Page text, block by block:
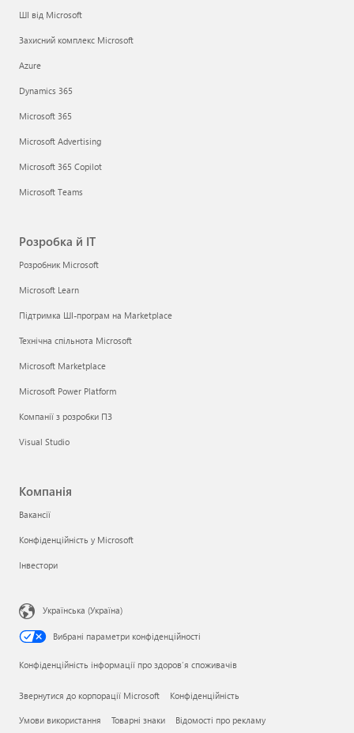
ШІ від Microsoft
Захисний комплекс Microsoft
Azure
Dynamics 365
Microsoft 365
Microsoft Advertising
Microsoft 365 Copilot
Microsoft Teams
Розробка й ІТ
Розробник Microsoft
Microsoft Learn
Підтримка ШІ-програм на Marketplace
Технічна спільнота Microsoft
Microsoft Marketplace
Microsoft Power Platform
Компанії з розробки ПЗ
Visual Studio
Компанія
Вакансії
Конфіденційність у Microsoft
Інвестори
Українська (Україна)
Вибрані параметри конфіденційності
Конфіденційність інформації про здоров’я споживачів
Звернутися до корпорації Microsoft Конфіденційність
Умови використання Товарні знаки Відомості про рекламу